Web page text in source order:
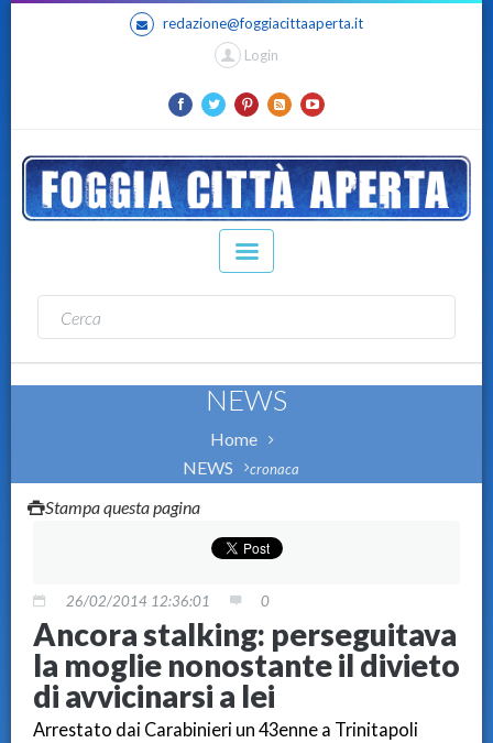
redazione@foggiacittaaperta.it
Login
NEWS
Home
NEWS
cronaca
Stampa questa pagina
26/02/2014 12:36:01 0
Ancora stalking: perseguitava
la moglie nonostante il divieto
di avvicinarsi a lei
Arrestato dai Carabinieri un 43enne a Trinitapoli